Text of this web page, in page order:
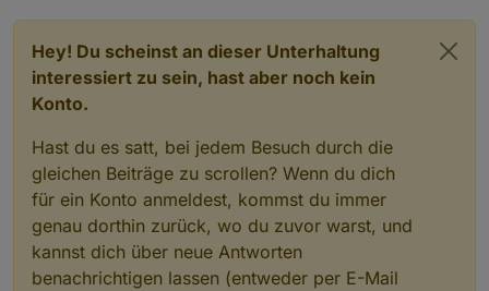
Hey! Du scheinst an dieser Unterhaltung
interessiert zu sein, hast aber noch kein
Konto.
Hast du es satt, bei jedem Besuch durch die
gleichen Beiträge zu scrollen? Wenn du dich
für ein Konto anmeldest, kommst du immer
genau dorthin zurück, wo du zuvor warst, und
kannst dich über neue Antworten
benachrichtigen lassen (entweder per E-Mail